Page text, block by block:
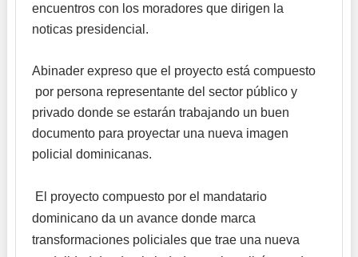
encuentros con los moradores que dirigen la
noticas presidencial.
Abinader expreso que el proyecto está compuesto
por persona representante del sector público y
privado donde se estarán trabajando un buen
documento para proyectar una nueva imagen
policial dominicanas.
El proyecto compuesto por el mandatario
dominicano da un avance donde marca
transformaciones policiales que trae una nueva